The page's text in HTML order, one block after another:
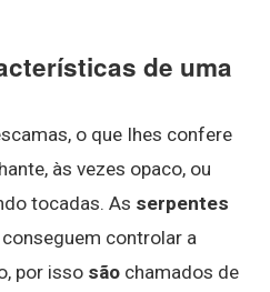
de uma
o que Ihes confere
às vezes opaco, ou
tocadas. As serpentes
controlar a
por isso são chamados de